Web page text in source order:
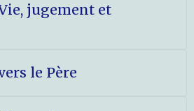
jugement et
le Père